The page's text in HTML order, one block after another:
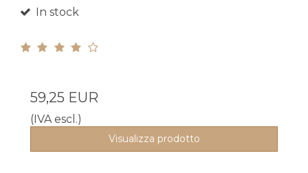
In stock
59,25 EUR
(IVA escl.)
Visualizza prodotto